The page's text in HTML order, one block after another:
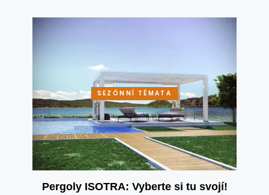
SEZÓNNÍ TÉMATA
Pergoly ISOTRA: Vyberte si tu svojí!